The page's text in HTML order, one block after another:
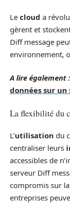
Le cloud a
gèrent et
Diff message
environnement,
A lire également :
données sur un
La flexibilité du
L’utilisation du
centraliser leurs
accessibles de
serveur Diff
compromis sur la
entreprises